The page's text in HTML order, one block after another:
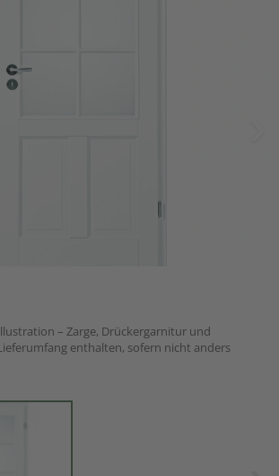
– Zarge, Drückergarnitur und
enthalten, sofern nicht anders